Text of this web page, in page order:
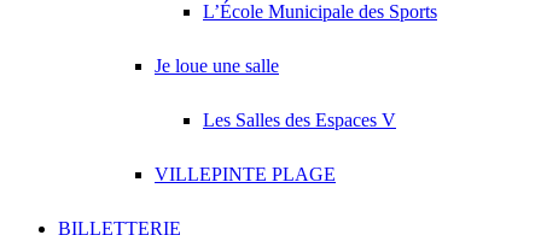
L’École Municipale des Sports
Je loue une salle
Les Salles des Espaces V
VILLEPINTE PLAGE
BILLETTERIE